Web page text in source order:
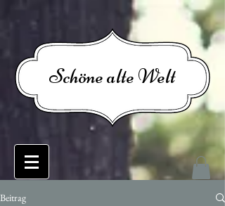
Schöne alte Welt
Beitrag